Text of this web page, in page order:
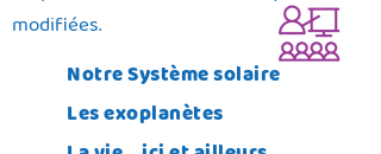
modifiées.
Notre Système solaire
Les exoplanètes